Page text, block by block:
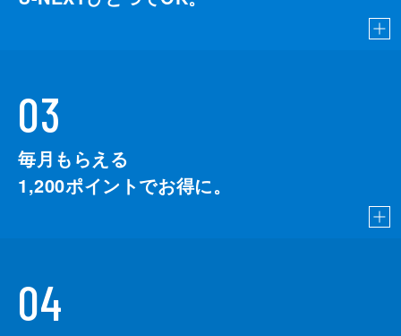
03
毎月もらえる
1,200ポイントでお得に。
04